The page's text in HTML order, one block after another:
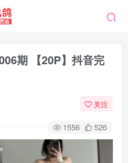
期 【20P】抖音完
关注
1556 526